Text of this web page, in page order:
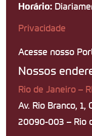
Horário:
Privacidade
Acesse nosso
Nossos
Rio de Janeiro –
Av. Rio Branco, 1,
20090-003 – Rio